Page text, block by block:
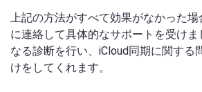
上記の方法がすべて効果がなかった場
に連絡して具体的なサポートを受け
なる診断を行い、iCloud同期に関する
けをしてくれます。